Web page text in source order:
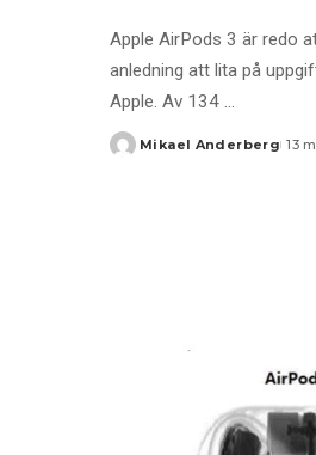
Apple AirPods 3 är redo
anledning att lita på
Apple. Av 134 ...
Posted
Mikael Anderberg 13